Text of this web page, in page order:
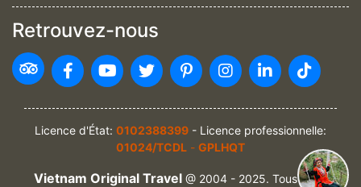
Retrouvez-nous
Licence d'État: 0102388399 - Licence professionnelle:
01024/TCDL - GPLHQT
Vietnam Original Travel @ 2004 - 2025. Tous droits